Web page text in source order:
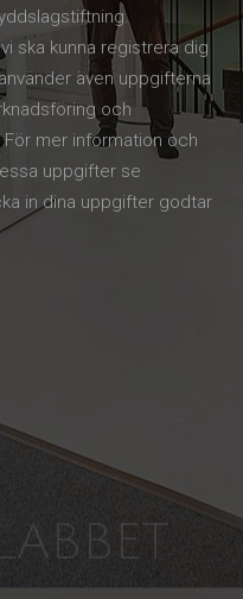
ska kunna registrera dig
även uppgifterna
och
mer information och
uppgifter se
in dina uppgifter godtar